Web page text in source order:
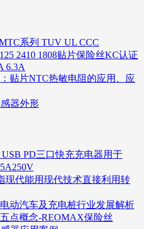
系列 TUV UL CCC
2410 1808贴片保险丝KC认证
6.3A
贴片NTC热敏电阻的应用、应
器外形